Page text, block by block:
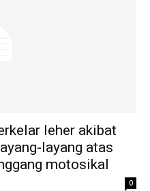
leher akibat
layang atas
motosikal
0